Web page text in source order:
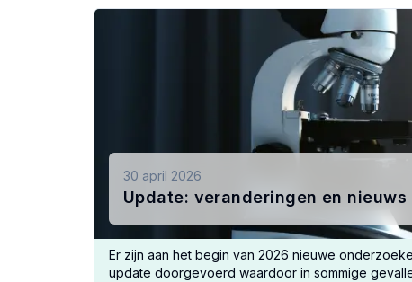
30 april 2026
Update: veranderingen en
Er zijn aan het begin van 2026 nieuwe
update doorgevoerd waardoor in sommige